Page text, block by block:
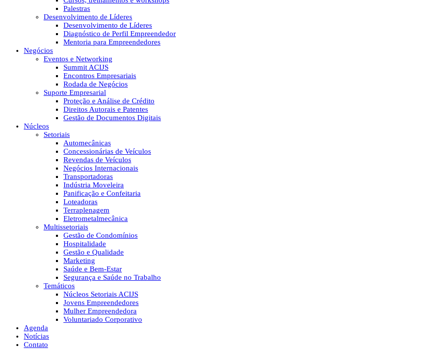
Palestras
Desenvolvimento de Líderes
Desenvolvimento de Líderes
Diagnóstico de Perfil Empreendedor
Mentoria para Empreendedores
Negócios
Eventos e Networking
Summit ACIJS
Encontros Empresariais
Rodada de Negócios
Suporte Empresarial
Proteção e Análise de Crédito
Direitos Autorais e Patentes
Gestão de Documentos Digitais
Núcleos
Setoriais
Automecânicas
Concessionárias de Veículos
Revendas de Veículos
Negócios Internacionais
Transportadoras
Indústria Moveleira
Panificação e Confeitaria
Loteadoras
Terraplenagem
Eletrometalmecânica
Multissetoriais
Gestão de Condomínios
Hospitalidade
Gestão e Qualidade
Marketing
Saúde e Bem-Estar
Segurança e Saúde no Trabalho
Temáticos
Núcleos Setoriais ACIJS
Jovens Empreendedores
Mulher Empreendedora
Voluntariado Corporativo
Agenda
Notícias
Contato